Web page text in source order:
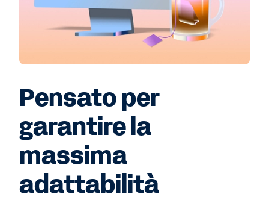
Pensato per
garantire la
massima
adattabilità